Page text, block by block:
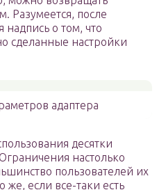
Разумеется, после
надпись о том, что
сделанные настройки
адаптера
десятки
настолько
пользователей их
же, если все-таки есть